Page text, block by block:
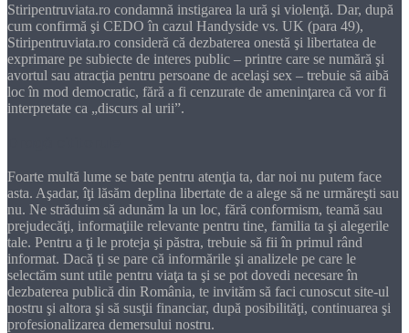
Stiripentruviata.ro condamnă instigarea la ură şi violenţă. Dar, după
cum confirmă şi CEDO în cazul Handyside vs. UK (para 49),
Stiripentruviata.ro consideră că dezbaterea onestă şi libertatea de
exprimare pe subiecte de interes public – printre care se numără şi
avortul sau atracţia pentru persoane de acelaşi sex – trebuie să aibă
loc în mod democratic, fără a fi cenzurate de ameninţarea că vor fi
interpretate ca „discurs al urii”.
Foarte multă lume se bate pentru atenţia ta, dar noi nu putem face
asta. Aşadar, îţi lăsăm deplina libertate de a alege să ne urmăreşti sau
nu. Ne străduim să adunăm la un loc, fără conformism, teamă sau
prejudecăţi, informaţiile relevante pentru tine, familia ta şi alegerile
tale. Pentru a ţi le proteja şi păstra, trebuie să fii în primul rând
informat. Dacă ţi se pare că informările şi analizele pe care le
selectăm sunt utile pentru viaţa ta şi se pot dovedi necesare în
dezbaterea publică din România, te invităm să faci cunoscut site-ul
nostru şi altora şi să susţii financiar, după posibilităţi, continuarea şi
profesionalizarea demersului nostru.